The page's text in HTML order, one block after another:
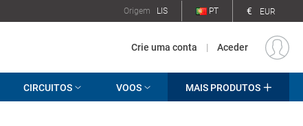
Origem LIS PT € EUR
Crie uma conta | Aceder
CIRCUITOS VOOS MAIS PRODUTOS